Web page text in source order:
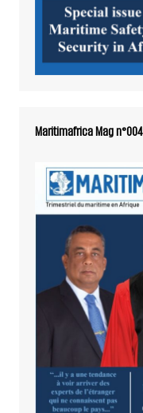
Maritimafrica Mag n°004